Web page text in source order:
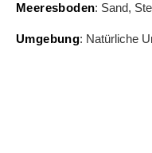
Meeresboden: Sand,
Umgebung: Natürliche